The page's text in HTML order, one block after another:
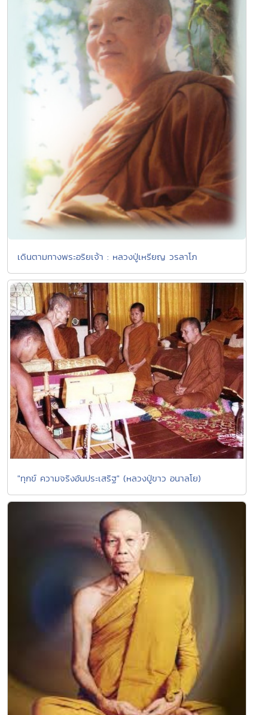
เดินตามทางพระอริยเจ้า : หลวงปู่เหรียญ วรลาโภ
"ทุกข์ ความจริงอันประเสริฐ" (หลวงปู่ขาว อนาลโย)